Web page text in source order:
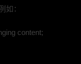
如：
content;